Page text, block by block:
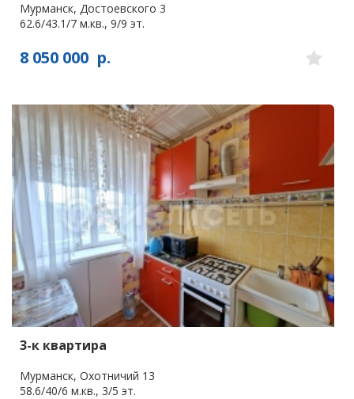
Мурманск, Достоевского 3
62.6/43.1/7 м.кв., 9/9 эт.
8 050 000 р.
3-к квартира
Мурманск, Охотничий 13
58.6/40/6 м.кв., 3/5 эт.